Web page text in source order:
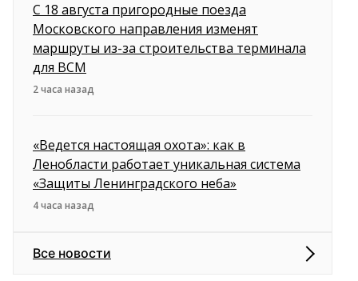
С 18 августа пригородные поезда
Московского направления изменят
маршруты из-за строительства терминала
для ВСМ
2 часа назад
«Ведется настоящая охота»: как в
Ленобласти работает уникальная система
«Защиты Ленинградского неба»
4 часа назад
Все новости